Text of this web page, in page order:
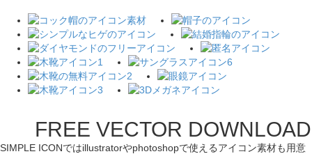
FREE VECTOR DOWNLOAD
SIMPLE ICONではillustratorやphotoshopで使えるアイコン素材も用意